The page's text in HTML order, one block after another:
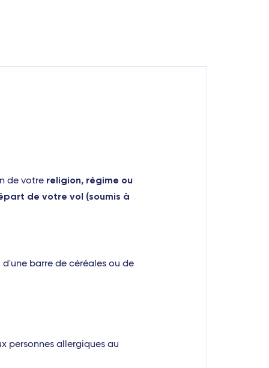
de votre religion, régime ou
de votre vol (soumis à
barre de céréales ou de
personnes allergiques au